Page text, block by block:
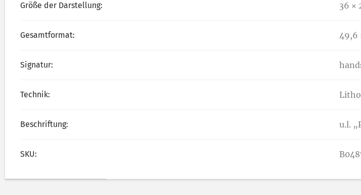
Größe der Darstellung: 36 ×
Gesamtformat: 49,6
Signatur:
Technik:
Beschriftung: u.l.
SKU: